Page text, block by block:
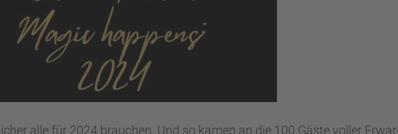
alle für 2024 brauchen. Und so kamen an die 100 Gäste voller